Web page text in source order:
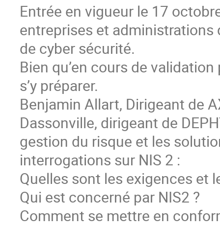
Entrée en vigueur le 17
entreprises et administrations
de cyber sécurité.
Bien qu’en cours de
s’y préparer.
Benjamin Allart, Dirigeant de
Dassonville, dirigeant de
gestion du risque et les
interrogations sur NIS 2 :
Quelles sont les exigences et
Qui est concerné par NIS2 ?
Comment se mettre en